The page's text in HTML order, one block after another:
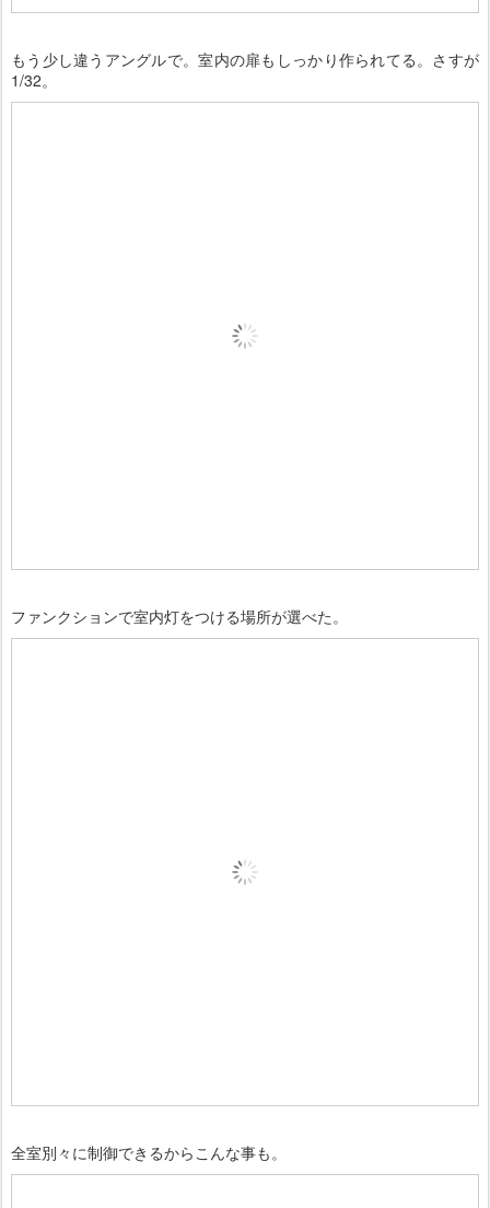
もう少し違うアングルで。室内の扉もしっかり作られてる。さすが
1/32。
ファンクションで室内灯をつける場所が選べた。
全室別々に制御できるからこんな事も。